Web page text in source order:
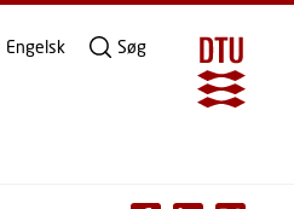
Engelsk Søg